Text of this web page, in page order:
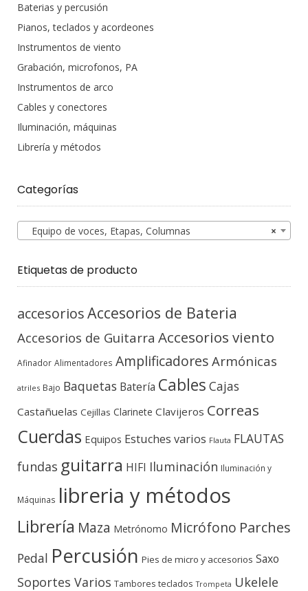
Baterias y percusión
Pianos, teclados y acordeones
Instrumentos de viento
Grabación, microfonos, PA
Instrumentos de arco
Cables y conectores
Iluminación, máquinas
Librería y métodos
Categorías
×
Equipo de voces, Etapas, Columnas
Etiquetas de producto
accesoriosAccesorios de Bateria
Accesorios de Guitarra Accesorios viento
Afinador Alimentadores Amplificadores Armónicas
atriles Bajo Baquetas Batería Cables Cajas
Castañuelas Cejillas Clarinete Clavijeros Correas
Cuerdas Equipos Estuches varios Flauta FLAUTAS
fundas guitarra HIFI Iluminación Iluminación y
Máquinas libreria y métodos
Librería Maza Metrónomo Micrófono Parches
Pedal Percusión Pies de micro y accesorios Saxo
Soportes Varios Tambores teclados Trompeta Ukelele